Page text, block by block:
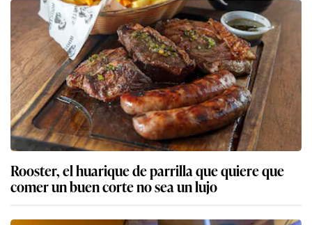
Rooster, el huarique de parrilla que quiere que
comer un buen corte no sea un lujo